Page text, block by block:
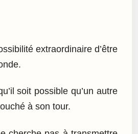
extraordinaire d’être
soit possible qu’un autre
à son tour.